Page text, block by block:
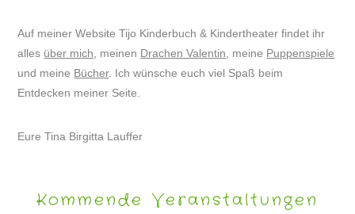
Auf meiner Website Tijo Kinderbuch & Kindertheater findet ihr
alles über mich , meinen Drachen Valentin , meine Puppenspiele
und meine Bücher. Ich wünsche euch viel Spaß beim
Entdecken meiner Seite.
Eure Tina Birgitta Lauffer
Kommende Veranstaltungen